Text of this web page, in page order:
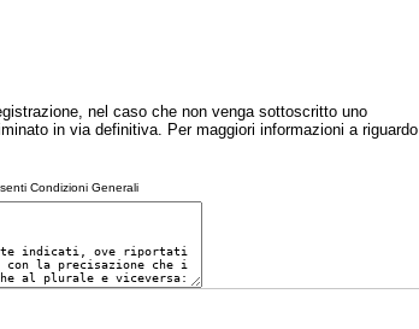
nel caso che non venga sottoscritto uno
in via definitiva. Per maggiori informazioni a riguardo
Condizioni Generali